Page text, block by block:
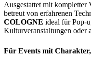
Ausgestattet mit kompletter
betreut von erfahrenen
COLOGNE ideal für Pop-
Kulturveranstaltungen oder
Für Events mit